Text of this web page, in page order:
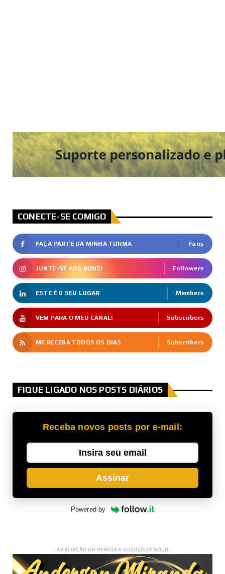
CONECTE-SE COMIGO
FAÇA PARTE DA MINHA TURMA Fans
JUNTE-SE AOS BONS! Followers
ESTE É O SEU LUGAR Members
VEM PARA O MEU CANAL! Subscribers
ME RECEBA TODOS OS DIAS Subscribers
FIQUE LIGADO NOS POSTS DIÁRIOS
Receba novos posts por e-mail:
Assinar
Powered by
- AVALIAÇÃO OU PERÍCIA A SOLUÇÃO É AQUI! -